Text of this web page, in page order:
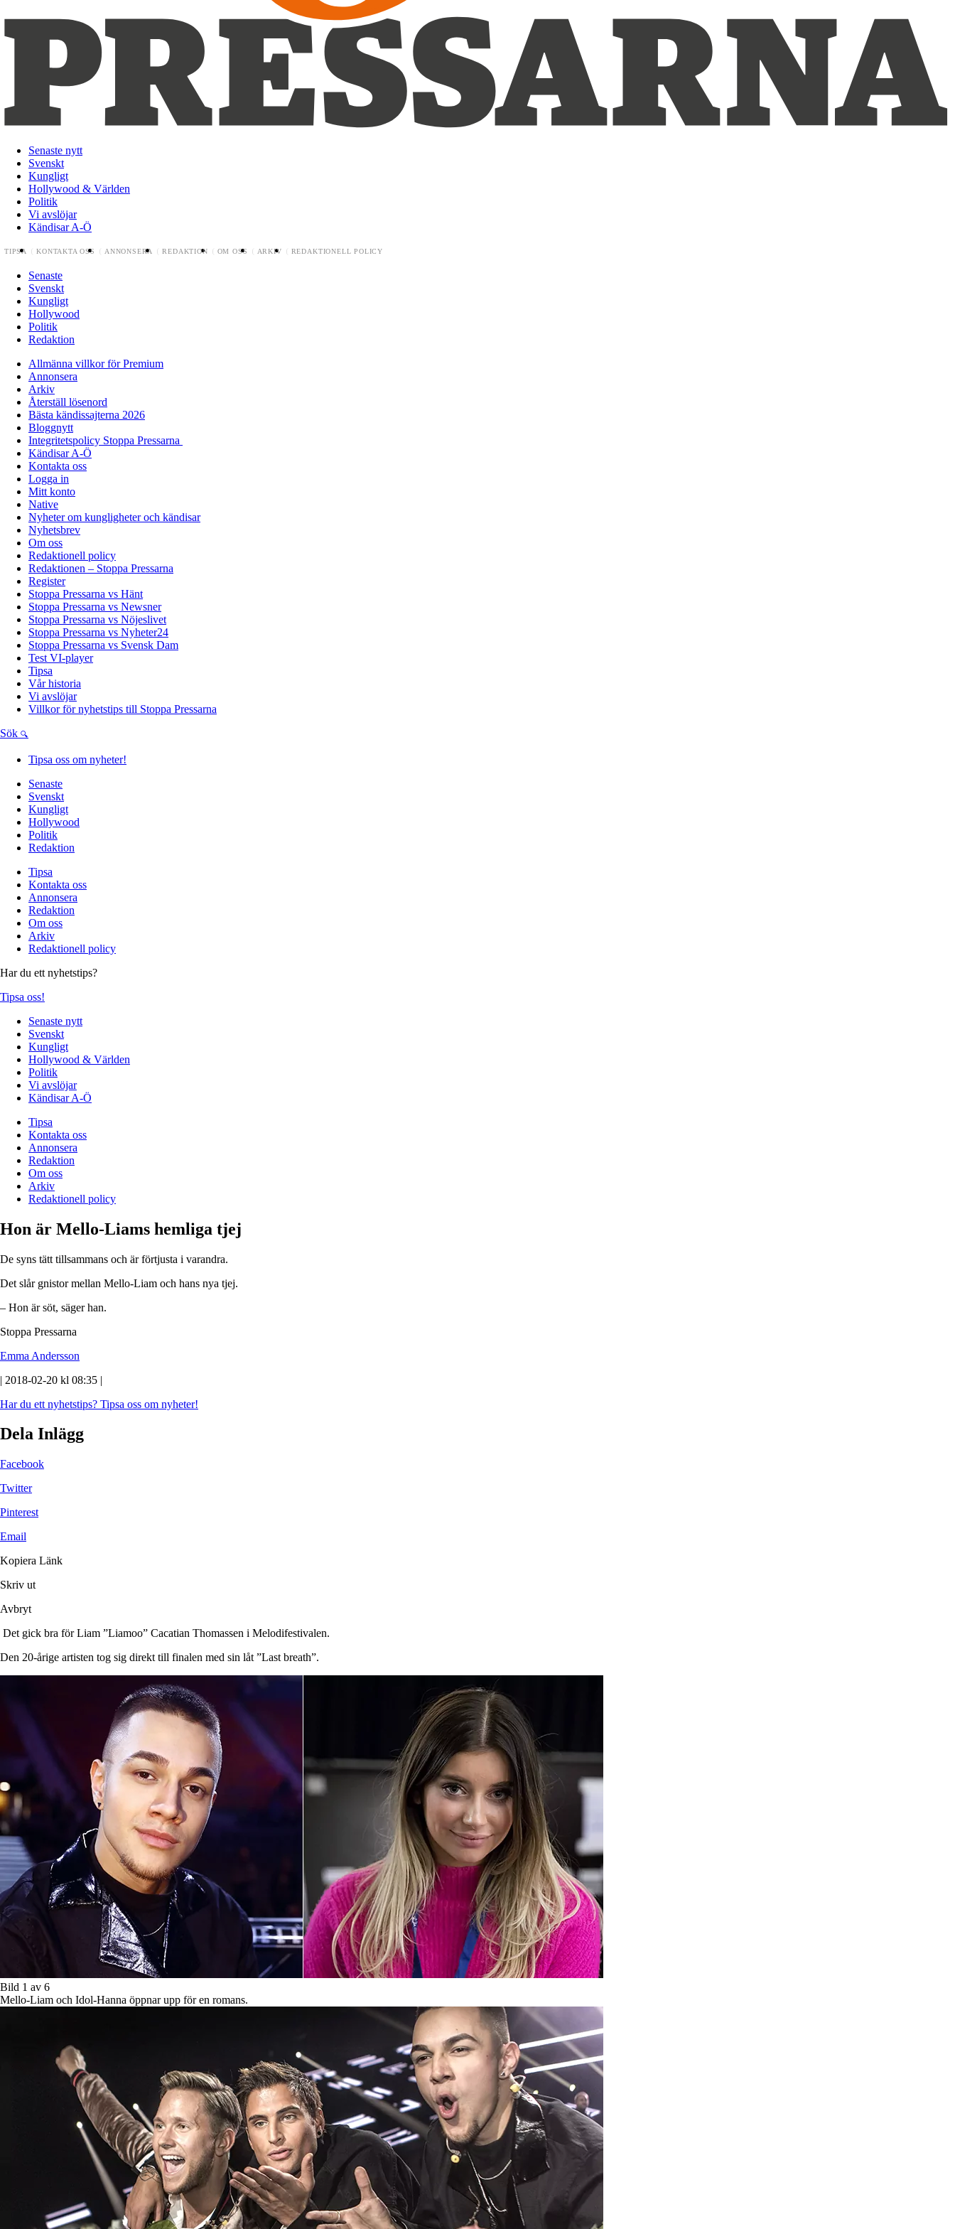
Senaste nytt
Svenskt
Kungligt
Hollywood & Världen
Politik
Vi avslöjar
Kändisar A-Ö
TIPSA KONTAKTA OSS ANNONSERA REDAKTION OM OSS ARKIV REDAKTIONELL POLICY
Senaste
Svenskt
Kungligt
Hollywood
Politik
Redaktion
Allmänna villkor för Premium
Annonsera
Arkiv
Återställ lösenord
Bästa kändissajterna 2026
Bloggnytt
Integritetspolicy Stoppa Pressarna
Kändisar A-Ö
Kontakta oss
Logga in
Mitt konto
Native
Nyheter om kungligheter och kändisar
Nyhetsbrev
Om oss
Redaktionell policy
Redaktionen – Stoppa Pressarna
Register
Stoppa Pressarna vs Hänt
Stoppa Pressarna vs Newsner
Stoppa Pressarna vs Nöjeslivet
Stoppa Pressarna vs Nyheter24
Stoppa Pressarna vs Svensk Dam
Test VI-player
Tipsa
Vår historia
Vi avslöjar
Villkor för nyhetstips till Stoppa Pressarna
Sök
Tipsa oss om nyheter!
Senaste
Svenskt
Kungligt
Hollywood
Politik
Redaktion
Tipsa
Kontakta oss
Annonsera
Redaktion
Om oss
Arkiv
Redaktionell policy
Har du ett nyhetstips?
Tipsa oss!
Senaste nytt
Svenskt
Kungligt
Hollywood & Världen
Politik
Vi avslöjar
Kändisar A-Ö
Tipsa
Kontakta oss
Annonsera
Redaktion
Om oss
Arkiv
Redaktionell policy
Hon är Mello-Liams hemliga tjej
De syns tätt tillsammans och är förtjusta i varandra.
Det slår gnistor mellan Mello-Liam och hans nya tjej.
– Hon är söt, säger han.
Stoppa Pressarna
Emma Andersson
| 2018-02-20 kl 08:35 |
Har du ett nyhetstips? Tipsa oss om nyheter!
Dela Inlägg
Facebook
Twitter
Pinterest
Email
Kopiera Länk
Skriv ut
Avbryt
Det gick bra för Liam ”Liamoo” Cacatian Thomassen i Melodifestivalen.
Den 20-årige artisten tog sig direkt till finalen med sin låt ”Last breath”.
Bild 1 av 6
Mello-Liam och Idol-Hanna öppnar upp för en romans.